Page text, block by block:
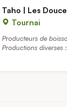
Taho | Les
Tournai
Producteurs de
Productions diverses